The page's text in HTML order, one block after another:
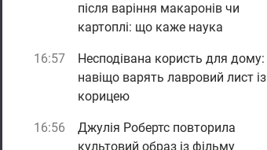
після варіння макаронів чи
картоплі: що каже наука
16:57
Несподівана користь для дому:
навіщо варять лавровий лист із
корицею
16:56
Джулія Робертс повторила
культовий образ із фільму